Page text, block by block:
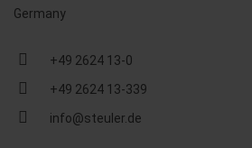
Germany
+49 2624 13-0
+49 2624 13-339
info@steuler.de